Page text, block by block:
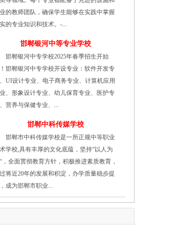
的教师团队，确保学生能够在实践中掌握
的专业知识和技术。-...
邯郸银河中等专业学校
邯郸银河中专学校2025年春季招生开始
邯郸银河中专学校开设专业：软件开发专
UI设计专业、电子商务专业、计算机应用
、形象设计专业、幼儿保育专业、医护专
营养与保健专业、...
邯郸中科传媒学校
邯郸市中科传媒学校是一所正规中等职业
学校,具有丰厚的文化底蕴，坚持“以人为
，全面贯彻教育方针，积极推进素质教育，
将近20年的发展和积淀，办学质量稳步提
成为邯郸市职业...